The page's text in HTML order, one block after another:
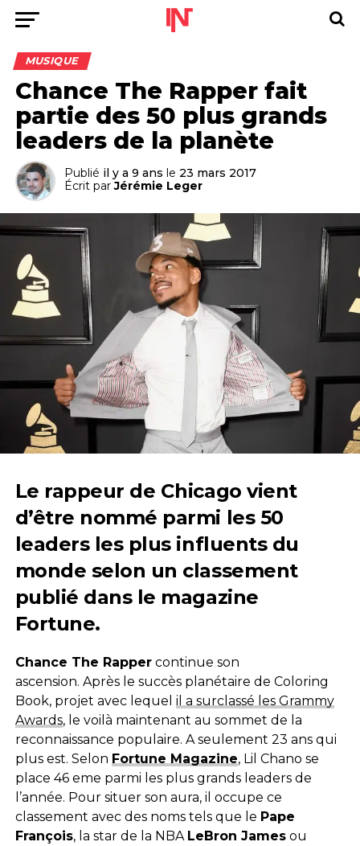
MUSIQUE
Chance The Rapper fait
partie des 50 plus grands
leaders de la planète
Publié il y a 9 ans le 23 mars 2017
Écrit par Jérémie Leger
Le rappeur de Chicago vient
d’être nommé parmi les 50
leaders les plus influents du
monde selon un classement
publié dans le magazine
Fortune.
Chance The Rappercontinue son
ascension. Après le succès planétaire de Coloring
Book, projet avec lequel il a surclassé les Grammy
Awards, le voilà maintenant au sommet de la
reconnaissance populaire. A seulement 23 ans qui
plus est. Selon Fortune Magazine, Lil Chano se
place 46 eme parmi les plus grands leaders de
l’année. Pour situer son aura, il occupe ce
classement avec des noms tels que le Pape
François, la star de la NBA LeBron Jamesou